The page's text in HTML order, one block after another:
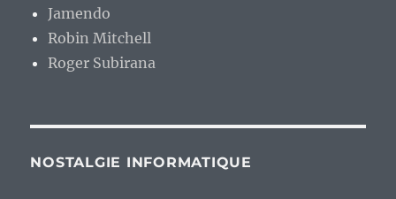
Jamendo
Robin Mitchell
Roger Subirana
NOSTALGIE INFORMATIQUE